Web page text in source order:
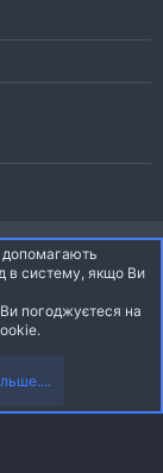
Ltd.
Ltd. | dev: Pages
допомагають
в систему, якщо Ви
погоджуєтеся на